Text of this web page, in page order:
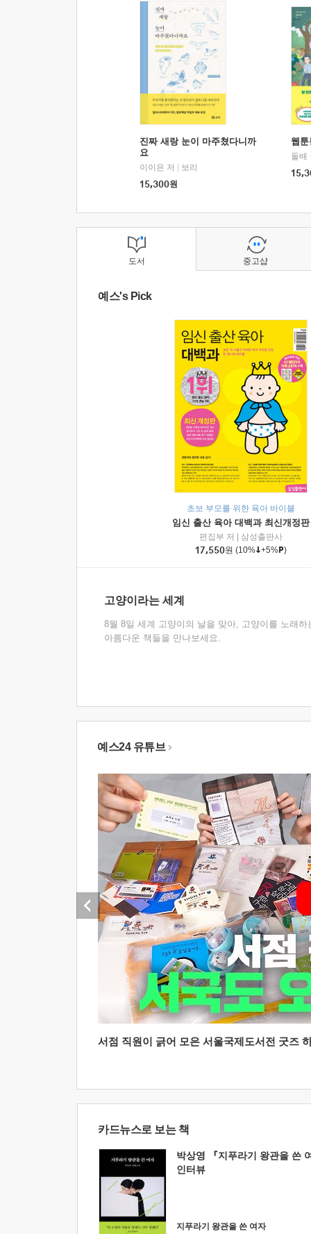
진짜 새랑 눈이 마주쳤다니까
요
이이은 저
보리
15,300원
웹
돌배
도서
예스's Pick
초보 부모를 위한 육아 바이블
임신 출산 육아 대백과 최신개정판
편집부 저
삼성출판사
17,550원 (10% +5% )
고양이라는 세계
8월 8일 세계 고양이의 날을 맞아, 고양이를 노래하
아름다운 책들을 만나보세요.
중고샵
예스24 유튜브
서점 직원이 긁어 모은 서울국제도서전 굿즈
카드뉴스로 보는 책
박상영 『지푸라기 왕관을 쓴
인터뷰
지푸라기 왕관을 쓴 여자